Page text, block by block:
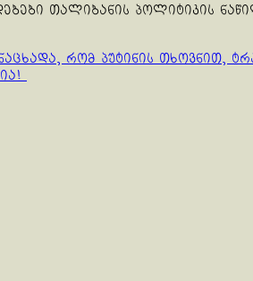
თალიბანის პოლიტიკის
რომ პუტინის თხოვნით,